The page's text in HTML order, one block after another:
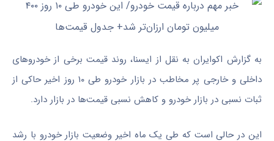
به گزارش اکوایران به نقل از ایسنا، روند قیمت برخی از خودروهای
داخلی و خارجی پر مخاطب در بازار خودرو طی ۱۰ روز اخیر حاکی از
ثبات نسبی در بازار خودرو و کاهش نسبی قیمت‌ها در بازار دارد.
این در حالی است که طی یک ماه اخیر وضعیت بازار خودرو با رشد